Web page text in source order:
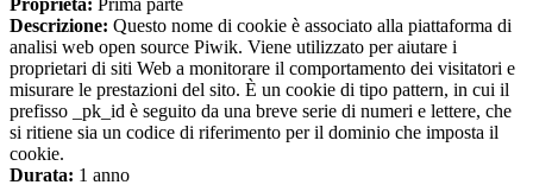
Proprieta: Prima parte
Descrizione: Questo nome di cookie è associato alla piattaforma di
analisi web open source Piwik. Viene utilizzato per aiutare i
proprietari di siti Web a monitorare il comportamento dei visitatori e
misurare le prestazioni del sito. È un cookie di tipo pattern, in cui il
prefisso _pk_id è seguito da una breve serie di numeri e lettere, che
si ritiene sia un codice di riferimento per il dominio che imposta il
cookie.
Durata: 1 anno